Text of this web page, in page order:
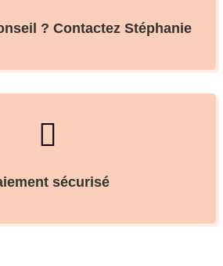
? Contactez Stéphanie

sécurisé